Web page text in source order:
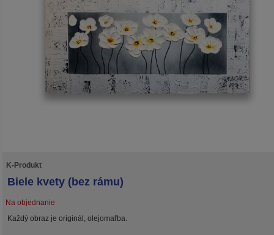
K-Produkt
Biele kvety (bez rámu)
Na objednanie
Každý obraz je originál, olejomaľba.